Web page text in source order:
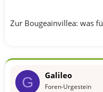
Zur Bougeainvillea: was
G Galileo
Foren-Urgestein